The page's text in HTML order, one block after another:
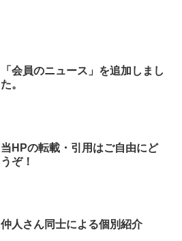
「会員のニュース」を追加しまし
た。
当HPの転載・引用はご自由にど
うぞ！
仲人さん同士による個別紹介